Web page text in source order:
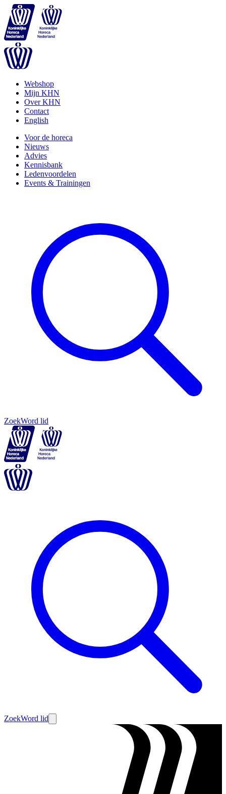
Webshop
Mijn KHN
Over KHN
Contact
English
Voor de horeca
Nieuws
Advies
Kennisbank
Ledenvoordelen
Events & Trainingen
ZoekWord lid
ZoekWord lid